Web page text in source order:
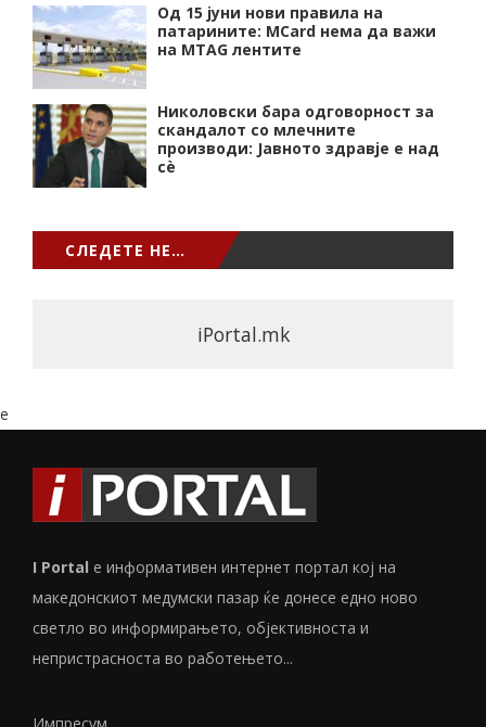
Од 15 јуни нови правила на
патарините: MCard нема да важи
на MTAG лентите
Николовски бара одговорност за
скандалот со млечните
производи: Јавното здравје е над
сѐ
СЛЕДЕТЕ НЕ…
iPortal.mk
e
I Portal е информативен интернет портал кој на
македонскиот медумски пазар ќе донесе едно ново
светло во информирањето, објективноста и
непристрасноста во работењето...